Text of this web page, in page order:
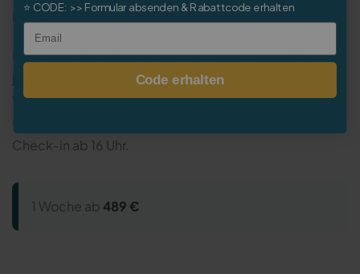
buchen.
Bitte beachtet, dass bei der 5er- & 6er-Belegung
jeweils 2 Personen auf der Ausziehcouch im
Wohnbereich schlafen. Bettwäsche, Besteck &
Check-in ab 16 Uhr.
1 Woche ab 489 €
⭐ CODE: >> Formular absenden & Rabattcode erhalten
Email
Code erhalten